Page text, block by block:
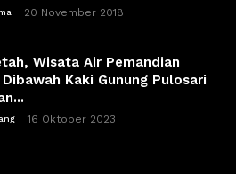
20 November 2018
Wisata Air Pemandian
Kaki Gunung Pulosari
16 Oktober 2023